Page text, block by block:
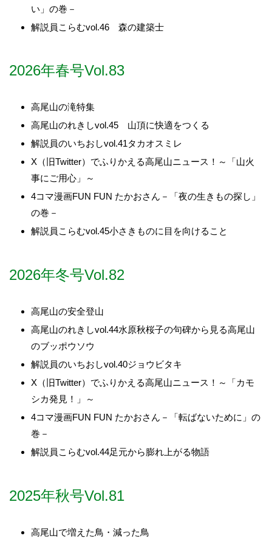
い」の巻－
解説員こらむvol.46 森の建築士
2026年春号Vol.83
高尾山の滝特集
高尾山のれきしvol.45 山頂に快適をつくる
解説員のいちおしvol.41タカオスミレ
X（旧Twitter）でふりかえる高尾山ニュース！～「山火
事にご用心」～
4コマ漫画FUN FUN たかおさん－「夜の生きもの探し」
の巻－
解説員こらむvol.45小さきものに目を向けること
2026年冬号Vol.82
高尾山の安全登山
高尾山のれきしvol.44水原秋桜子の句碑から見る高尾山
のブッポウソウ
解説員のいちおしvol.40ジョウビタキ
X（旧Twitter）でふりかえる高尾山ニュース！～「カモ
シカ発見！」～
4コマ漫画FUN FUN たかおさん－「転ばないために」の
巻－
解説員こらむvol.44足元から膨れ上がる物語
2025年秋号Vol.81
高尾山で増えた鳥・減った鳥